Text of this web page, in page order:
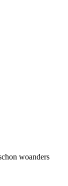
woanders